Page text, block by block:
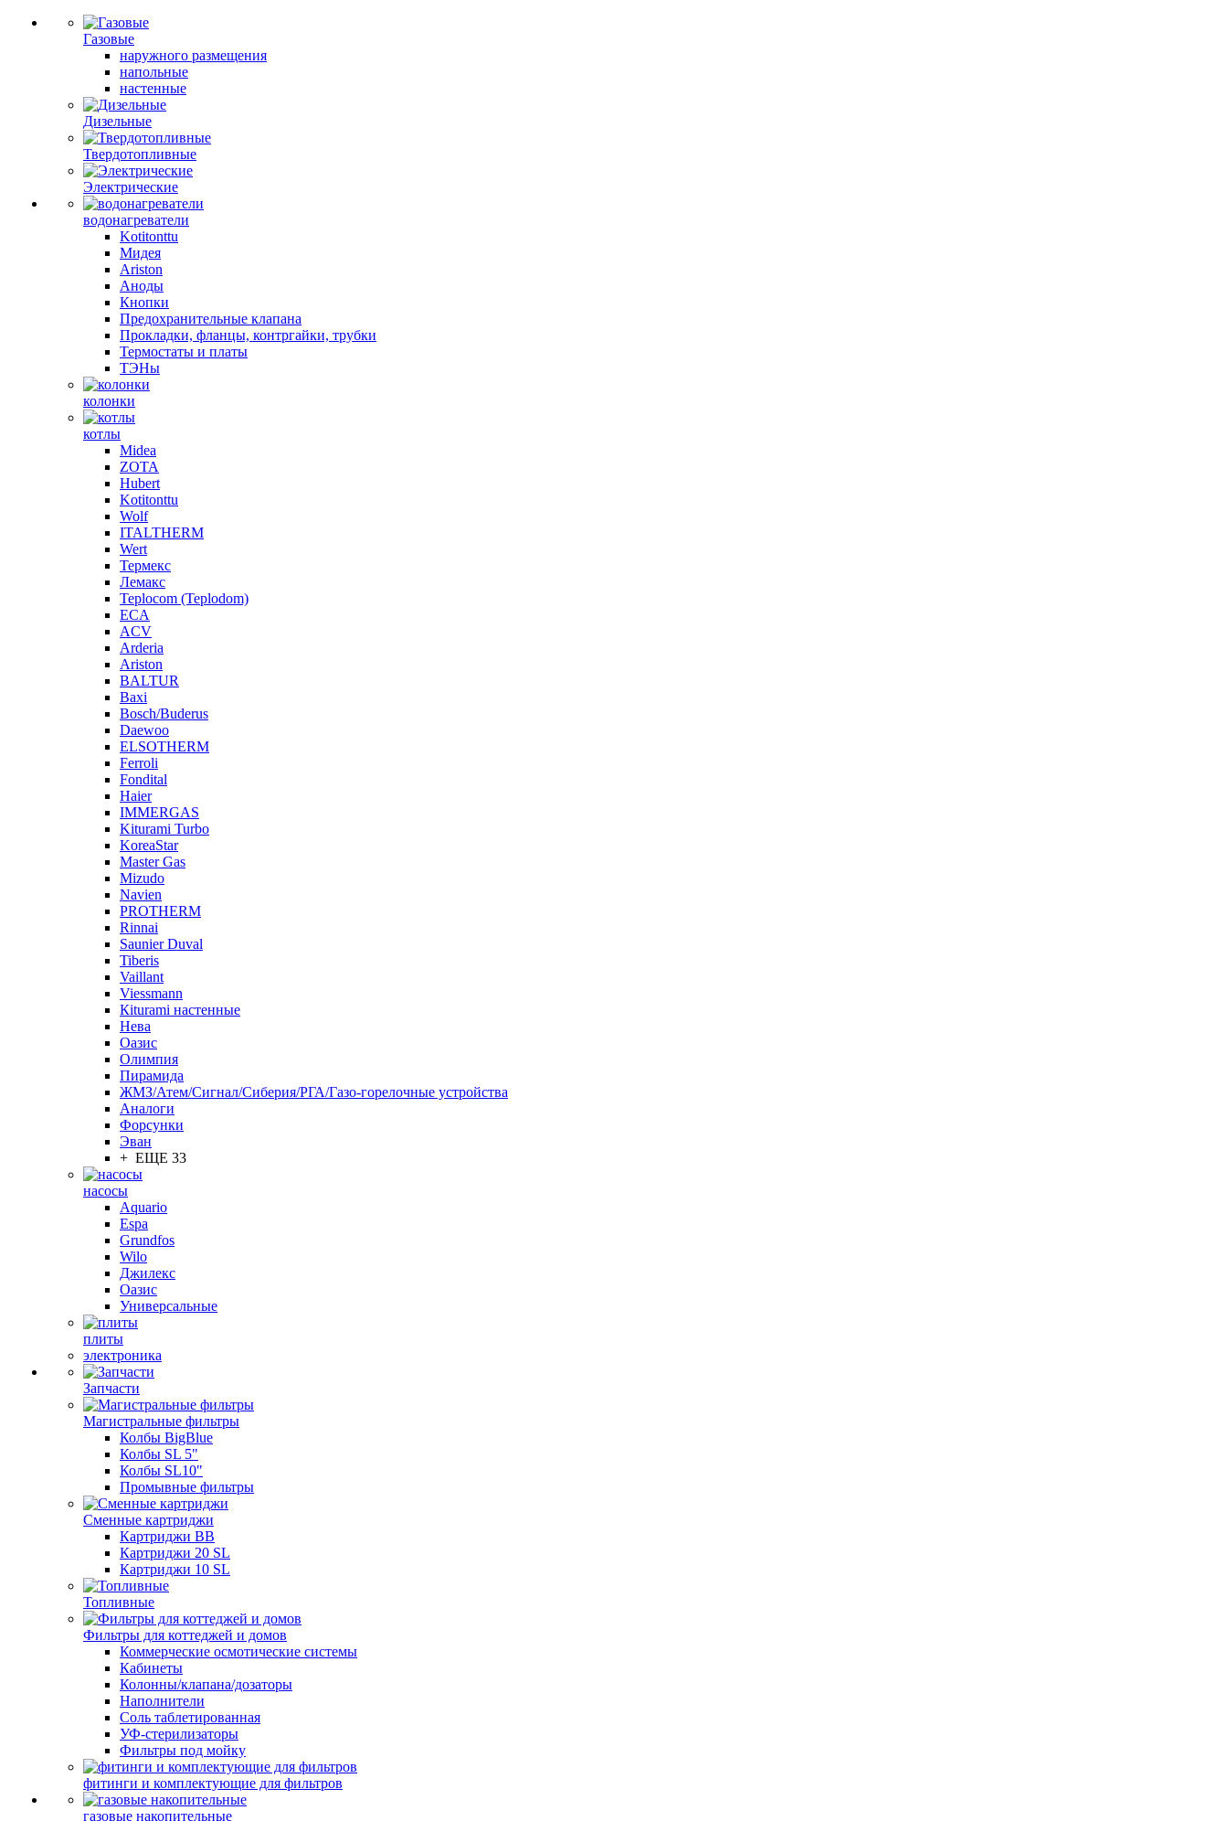
Газовые
наружного размещения
напольные
настенные
Дизельные
Твердотопливные
Электрические
водонагреватели
Kotitonttu
Мидея
Ariston
Аноды
Кнопки
Предохранительные клапана
Прокладки, фланцы, контргайки, трубки
Термостаты и платы
ТЭНы
колонки
котлы
Midea
ZOTA
Hubert
Kotitonttu
Wolf
ITALTHERM
Wert
Термекс
Лемакс
Teplocom (Teplodom)
ECA
ACV
Arderia
Ariston
BALTUR
Baxi
Bosch/Buderus
Daewoo
ELSOTHERM
Ferroli
Fondital
Haier
IMMERGAS
Kiturami Turbo
KoreaStar
Master Gas
Mizudo
Navien
PROTHERM
Rinnai
Saunier Duval
Tiberis
Vaillant
Viessmann
Кiturami настенные
Нева
Оазис
Олимпия
Пирамида
ЖМЗ/Атем/Сигнал/Сиберия/РГА/Газо-горелочные устройства
Aналоги
Форсунки
Эван
+ ЕЩЕ 33
насосы
Aquario
Espa
Grundfos
Wilo
Джилекс
Оазис
Универсальные
плиты
электроника
Запчасти
Магистральные фильтры
Колбы BigBlue
Колбы SL 5"
Колбы SL10"
Промывные фильтры
Сменные картриджи
Картриджи BB
Картриджи 20 SL
Картриджи 10 SL
Топливные
Фильтры для коттеджей и домов
Коммерческие осмотические системы
Кабинеты
Колонны/клапана/дозаторы
Наполнители
Соль таблетированная
УФ-стерилизаторы
Фильтры под мойку
фитинги и комплектующие для фильтров
газовые накопительные